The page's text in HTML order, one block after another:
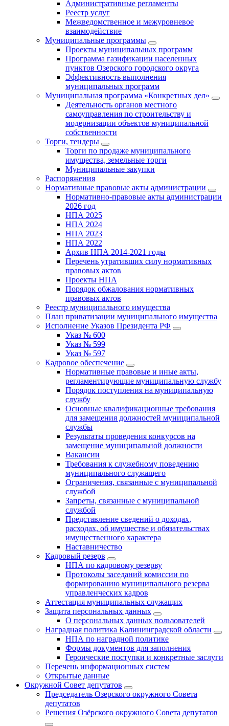
Административные регламенты
Реестр услуг
Межведомственное и межуровневое
взаимодействие
Муниципальные программы
Проекты муниципальных программ
Программа газификации населенных
пунктов Озерского городского округа
Эффективность выполнения
муниципальных программ
Муниципальная программа «Конкретных дел»
Деятельность органов местного
самоуправления по строительству и
модернизации объектов муниципальной
собственности
Торги, тендеры
Торги по продаже муниципального
имущества, земельные торги
Муниципальные закупки
Распоряжения
Нормативные правовые акты администрации
Нормативно-правовые акты администрации
2026 год
НПА 2025
НПА 2024
НПА 2023
НПА 2022
Архив НПА 2014-2021 годы
Перечень утративших силу нормативных
правовых актов
Проекты НПА
Порядок обжалования нормативных
правовых актов
Реестр муниципального имущества
План приватизации муниципального имущества
Исполнение Указов Президента РФ
Указ № 600
Указ № 599
Указ № 597
Кадровое обеспечение
Нормативные правовые и иные акты,
регламентирующие муниципальную службу
Порядок поступления на муниципальную
службу
Основные квалификационные требования
для замещения должностей муниципальной
службы
Результаты проведения конкурсов на
замещение муниципальной должности
Вакансии
Требования к служебному поведению
муниципального служащего
Ограничения, связанные с муниципальной
службой
Запреты, связанные с муниципальной
службой
Представление сведений о доходах,
расходах, об имуществе и обязательствах
имущественного характера
Наставничество
Кадровый резерв
НПА по кадровому резерву
Протоколы заседаний комиссии по
формированию муниципального резерва
управленческих кадров
Аттестация муниципальных служащих
Защита персональных данных
О персональных данных пользователей
Наградная политика Калининградской области
НПА по наградной политике
Формы документов для заполнения
Героические поступки и конкретные заслуги
Перечень информационных систем
Открытые данные
Окружной Совет депутатов
Председатель Озерского окружного Совета
депутатов
Решения Озёрского окружного Совета депутатов